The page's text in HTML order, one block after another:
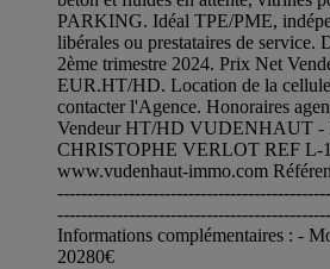
PARKING. Idéal TPE/PME,
libérales ou prestataires de service.
2ème trimestre 2024. Prix Net
EUR.HT/HD. Location de la
contacter l'Agence. Honoraires
Vendeur HT/HD VUDENHAUT -
CHRISTOPHE VERLOT REF L-
www.vudenhaut-immo.com
Informations complémentaires : -
20280€